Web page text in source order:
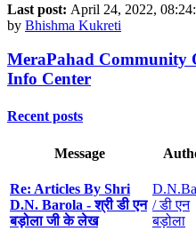
Last post: April 24, 2022,
by Bhishma Kukreti
MeraPahad Community
Info Center
Recent posts
Message
Re: Articles By Shri
D.N. Barola - श्री डी एन
बड़ोला जी के लेख
/ डी एन
बड़ोला